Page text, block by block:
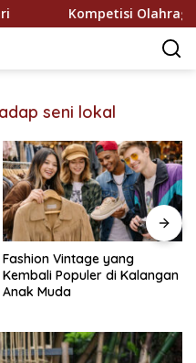
Kompetisi Olahraga
seni lokal
Fashion Vintage yang
Kembali Populer di Kalangan
Anak Muda